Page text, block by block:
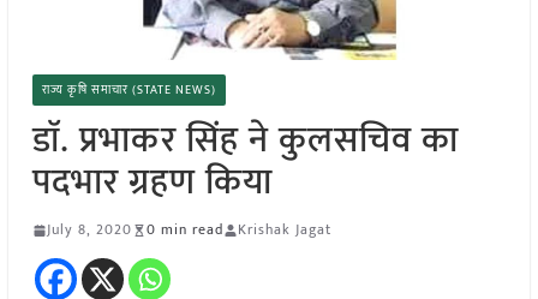
राज्य कृषि समाचार (STATE NEWS)
डाॅ. प्रभाकर सिंह ने कुलसचिव का
पदभार ग्रहण किया
July 8, 2020 0 min read Krishak Jagat